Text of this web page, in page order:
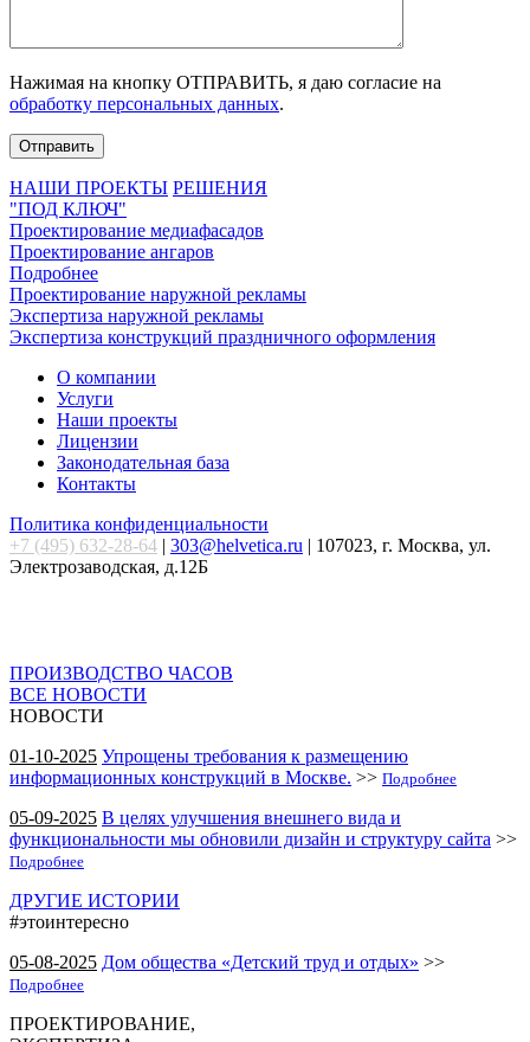
Нажимая на кнопку ОТПРАВИТЬ, я даю согласие на
обработку персональных данных.
НАШИ ПРОЕКТЫ РЕШЕНИЯ
"ПОД КЛЮЧ"
Проектирование медиафасадов
Проектирование ангаров
Подробнее
Проектирование наружной рекламы
Экспертиза наружной рекламы
Экспертиза конструкций праздничного оформления
О компании
Услуги
Наши проекты
Лицензии
Законодательная база
Контакты
Политика конфиденциальности
+7 (495) 632-28-64
303@helvetica.ru | 107023, г. Москва, ул.
Электрозаводская, д.12Б
ПРОИЗВОДСТВО ЧАСОВ
ВСЕ НОВОСТИ
НОВОСТИ
01-10-2025 Упрощены требования к размещению
информационных конструкций в Москве. >> Подробнее
05-09-2025 В целях улучшения внешнего вида и
функциональности мы обновили дизайн и структуру сайта >>
Подробнее
ДРУГИЕ ИСТОРИИ
#этоинтересно
05-08-2025 Дом общества «Детский труд и отдых» >>
Подробнее
ПРОЕКТИРОВАНИЕ,